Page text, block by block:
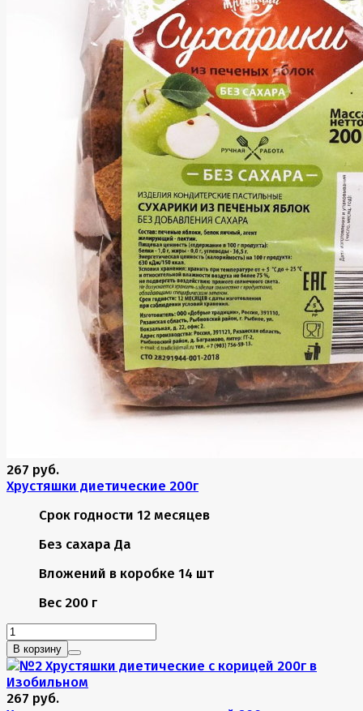
267 руб.
Хрустяшки диетические 200г
Срок годности 12 месяцев
Без сахара Да
Вложений в коробке 14 шт
Вес 200 г
В корзину
267 руб.